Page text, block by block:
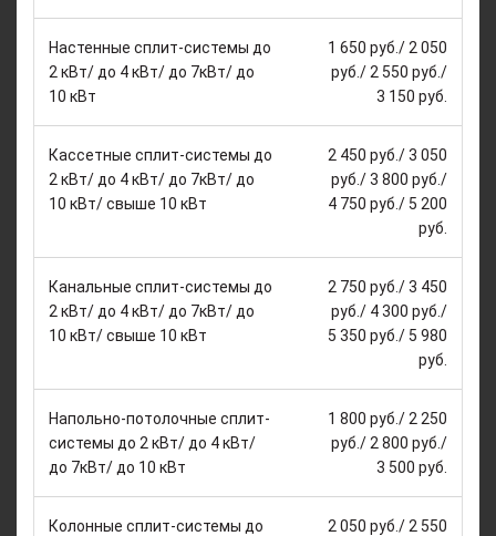
Настенные сплит-системы до
2 кВт/ до 4 кВт/ до 7кВт/ до
10 кВт
1 650 руб./ 2 050
руб./ 2 550 руб./
3 150 руб.
Кассетные сплит-системы до
2 кВт/ до 4 кВт/ до 7кВт/ до
10 кВт/ свыше 10 кВт
2 450 руб./ 3 050
руб./ 3 800 руб./
4 750 руб./ 5 200
руб.
Канальные сплит-системы до
2 кВт/ до 4 кВт/ до 7кВт/ до
10 кВт/ свыше 10 кВт
2 750 руб./ 3 450
руб./ 4 300 руб./
5 350 руб./ 5 980
руб.
Напольно-потолочные сплит-
системы до 2 кВт/ до 4 кВт/
до 7кВт/ до 10 кВт
1 800 руб./ 2 250
руб./ 2 800 руб./
3 500 руб.
Колонные сплит-системы до
2 050 руб./ 2 550